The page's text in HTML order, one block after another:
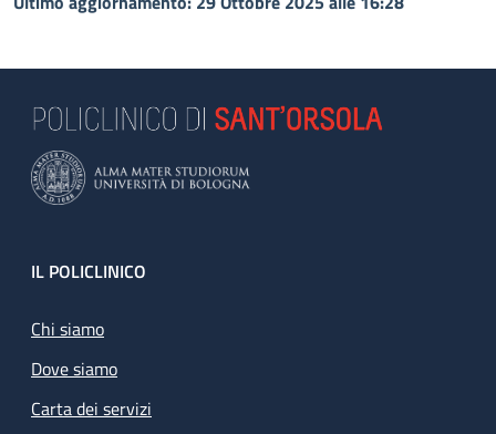
Footer
IL POLICLINICO
Chi siamo
Dove siamo
Carta dei servizi